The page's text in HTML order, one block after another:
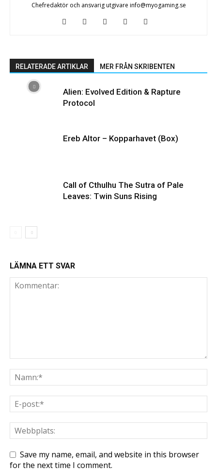
Chefredaktör och ansvarig utgivare info@myogaming.se
RELATERADE ARTIKLAR MER FRÅN SKRIBENTEN
Alien: Evolved Edition & Rapture
Protocol
Ereb Altor – Kopparhavet (Box)
Call of Cthulhu The Sutra of Pale
Leaves: Twin Suns Rising
LÄMNA ETT SVAR
Save my name, email, and website in this browser
for the next time I comment.